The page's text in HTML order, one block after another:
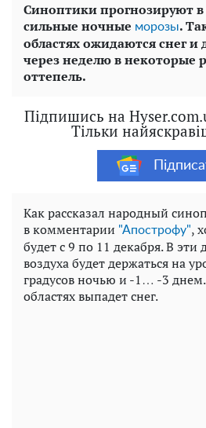
Синоптики прогнозируют
сильные ночные морозы.
областях ожидаются снег
через неделю в некоторые
оттепель.
Підпишись на
Тільки
Как рассказал народный
в комментарии "Апострофу",
будет с 9 по 11 декабря. В эти
воздуха будет держаться на
градусов ночью и -1… -3
областях выпадет снег.